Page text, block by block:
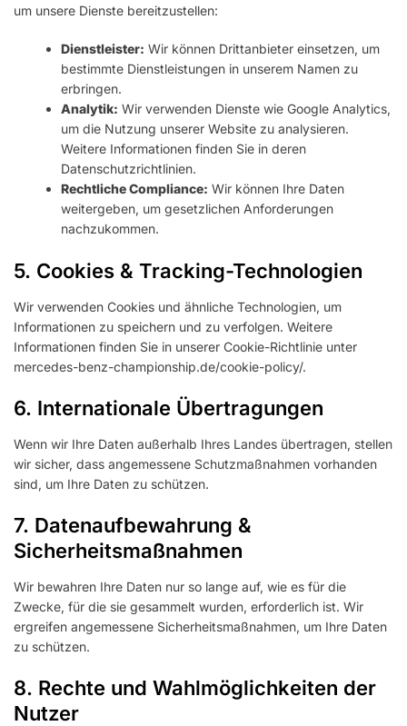
um unsere Dienste bereitzustellen:
Dienstleister: Wir können Drittanbieter einsetzen, um
bestimmte Dienstleistungen in unserem Namen zu
erbringen.
Analytik: Wir verwenden Dienste wie Google Analytics,
um die Nutzung unserer Website zu analysieren.
Weitere Informationen finden Sie in deren
Datenschutzrichtlinien.
Rechtliche Compliance: Wir können Ihre Daten
weitergeben, um gesetzlichen Anforderungen
nachzukommen.
5. Cookies & Tracking-Technologien
Wir verwenden Cookies und ähnliche Technologien, um
Informationen zu speichern und zu verfolgen. Weitere
Informationen finden Sie in unserer Cookie-Richtlinie unter
mercedes-benz-championship.de/cookie-policy/.
6. Internationale Übertragungen
Wenn wir Ihre Daten außerhalb Ihres Landes übertragen, stellen
wir sicher, dass angemessene Schutzmaßnahmen vorhanden
sind, um Ihre Daten zu schützen.
7. Datenaufbewahrung &
Sicherheitsmaßnahmen
Wir bewahren Ihre Daten nur so lange auf, wie es für die
Zwecke, für die sie gesammelt wurden, erforderlich ist. Wir
ergreifen angemessene Sicherheitsmaßnahmen, um Ihre Daten
zu schützen.
8. Rechte und Wahlmöglichkeiten der
Nutzer